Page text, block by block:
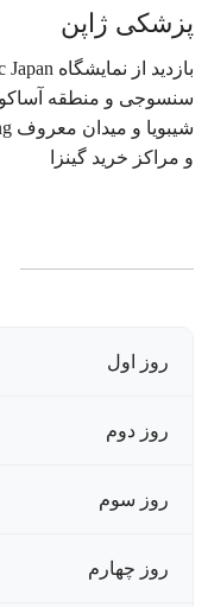
پزشکی ژاپن
سنسوجی و منطقه
و مراکز خرید گینزا
روز اول
روز دوم
روز سوم
روز چهارم